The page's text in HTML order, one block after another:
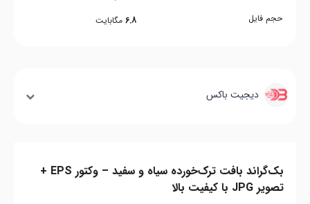
حجم فایل
6.8 مگابایت
دیجیت باکس
بک‌گراند بافت ترک‌خورده سیاه و سفید – وکتور EPS +
تصویر JPG با کیفیت بالا